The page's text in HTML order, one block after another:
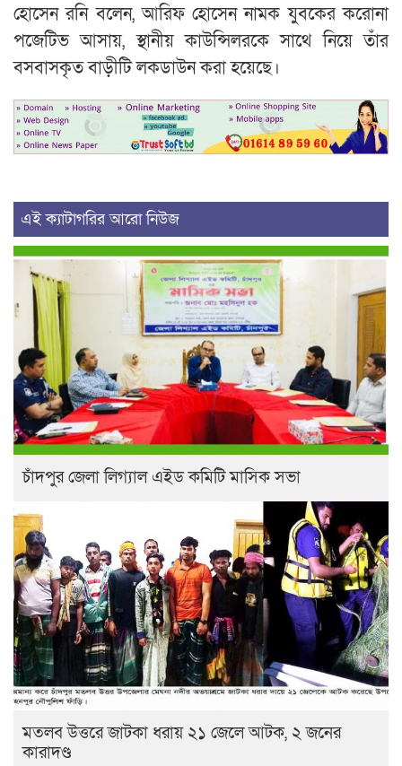
হোসেন রনি বলেন, আরিফ হোসেন নামক যুবকের করোনা
পজেটিভ আসায়, স্থানীয় কাউন্সিলরকে সাথে নিয়ে তাঁর
বসবাসকৃত বাড়ীটি লকডাউন করা হয়েছে।
এই ক্যাটাগরির আরো নিউজ
চাঁদপুর জেলা লিগ্যাল এইড কমিটি মাসিক সভা
মতলব উত্তরে জাটকা ধরায় ২১ জেলে আটক, ২ জনের
কারাদণ্ড